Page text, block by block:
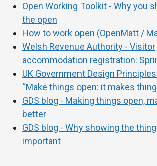
Open Working Toolkit - Why you
the open
How to work open (OpenMatt /
Welsh Revenue Authority - Visitor
accommodation registration:
UK Government Design
“Make things open: it makes
GDS blog - Making things open,
better
GDS blog - Why showing the
important